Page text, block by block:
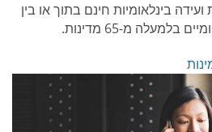
בינלאומיות חינם בתוך או בין
מ-65 מדינות.